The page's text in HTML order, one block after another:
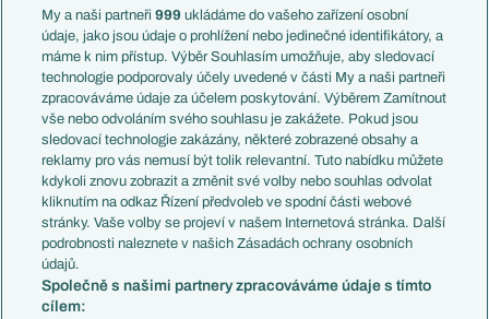
Témata
Představení týmů MS
EuroSkauting
PL v kostce
Evropské koeficienty
Přestupy
Přestupové spekulace
Zranění
Kluby
Arsenal FC
Chelsea FC
Manchester United
AC Milán
Francie
Itálie
Německo
Španělsko
Argentina
Brazílie
Přestupy
Zápasy
Livescore
Tipovací soutěž
My a naši partneři999 ukládáme do vašeho zařízení osobní
údaje, jako jsou údaje o prohlížení nebo jedinečné identifikátory, a
máme k nim přístup. Výběr Souhlasím umožňuje, aby sledovací
technologie podporovaly účely uvedené v části My a naši partneři
zpracováváme údaje za účelem poskytování. Výběrem Zamítnout
vše nebo odvoláním svého souhlasu je zakážete. Pokud jsou
sledovací technologie zakázány, některé zobrazené obsahy a
reklamy pro vás nemusí být tolik relevantní. Tuto nabídku můžete
kdykoli znovu zobrazit a změnit své volby nebo souhlas odvolat
kliknutím na odkaz Řízení předvoleb ve spodní části webové
stránky. Vaše volby se projeví v našem Internetová stránka. Další
podrobnosti naleznete v našich Zásadách ochrany osobních
údajů.
Společně s našimi partnery zpracováváme údaje s tímto
cílem: